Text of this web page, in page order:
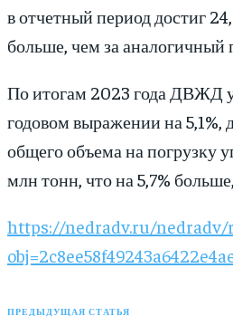
в отчетный период достиг
больше, чем за аналогичный
По итогам 2023 года ДВЖД
годовом выражении на 5,1%,
общего объема на погрузку
млн тонн, что на 5,7%
https://nedradv.ru/nedradv/
ПРЕДЫДУЩАЯ СТАТЬЯ